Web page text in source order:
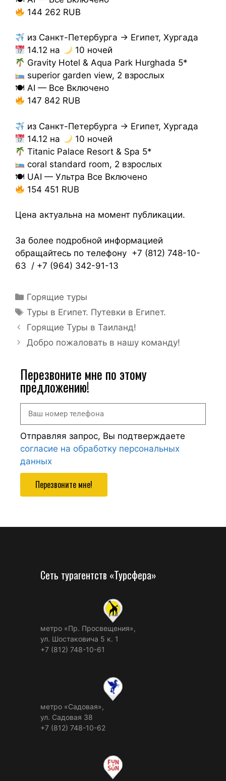
144 262 RUB
из Санкт-Петербурга → Египет, Хургада
14.12 на
10 ночей
Gravity Hotel & Aqua Park Hurghada 5*
superior garden view, 2 взрослых
🍽 AI — Все Включено
147 842 RUB
из Санкт-Петербурга → Египет, Хургада
14.12 на
10 ночей
Titanic Palace Resort & Spa 5*
coral standard room, 2 взрослых
🍽 UAI — Ультра Все Включено
154 451 RUB
Цена актуальна на момент публикации.
За более подробной информацией
обращайтесь по телефону +7 (812) 748-10-
63 / +7 (964) 342-91-13
Горящие туры
Туры в Египет. Путевки в Египет.
Горящие Туры в Таиланд!
Добро пожаловать в нашу команду!
Перезвоните мне по этому
предложению!
Отправляя запрос, Вы подтверждаете
согласие на обработку персональных
данных
Перезвоните мне!
Сеть турагентств «Турсфера»
метро «Пр. Просвещения»,
ул. Шостаковича 5 к. 1
+7 (812) 748-10-61
метро «Садовая»,
ул. Садовая 38
+7 (812) 748-10-62